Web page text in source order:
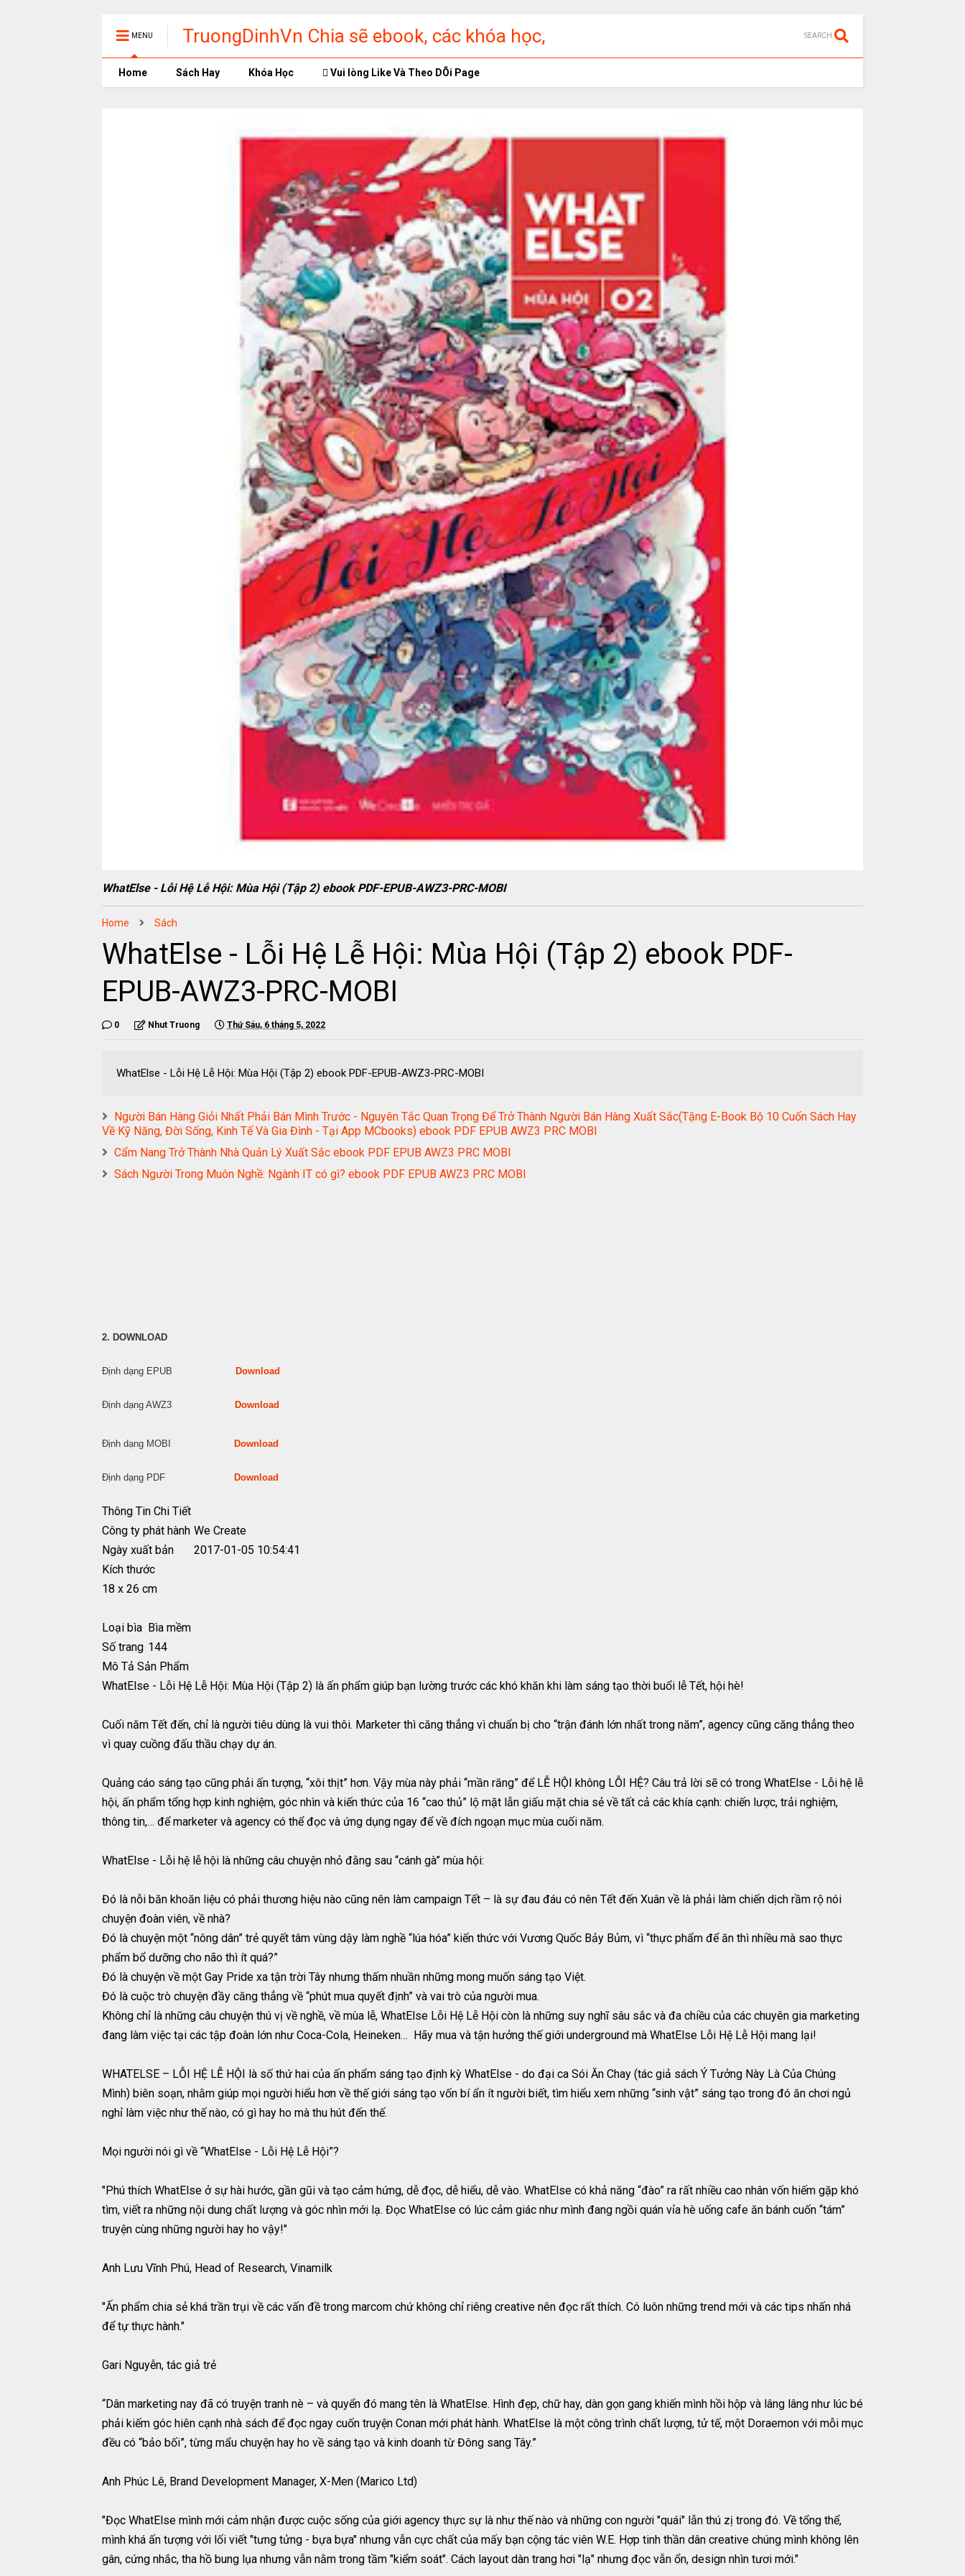
MENU
TruongDinhVn Chia sẽ ebook, các khóa học,
phần mềm học tập miễn phí
SEARCH
Home Sách Hay Khóa Học Vui lòng Like Và Theo DÕi Page
WhatElse - Lỗi Hệ Lễ Hội: Mùa Hội (Tập 2) ebook PDF-EPUB-AWZ3-PRC-MOBI
Home Sách
WhatElse - Lỗi Hệ Lễ Hội: Mùa Hội (Tập 2) ebook PDF-
EPUB-AWZ3-PRC-MOBI
0 Nhut Truong Thứ Sáu, 6 tháng 5, 2022
WhatElse - Lỗi Hệ Lễ Hội: Mùa Hội (Tập 2) ebook PDF-EPUB-AWZ3-PRC-MOBI
Người Bán Hàng Giỏi Nhất Phải Bán Mình Trước - Nguyên Tắc Quan Trọng Để Trở Thành Người Bán Hàng Xuất Sắc(Tặng E-Book Bộ 10 Cuốn Sách Hay
Về Kỹ Năng, Đời Sống, Kinh Tế Và Gia Đình - Tại App MCbooks) ebook PDF EPUB AWZ3 PRC MOBI
Cẩm Nang Trở Thành Nhà Quản Lý Xuất Sắc ebook PDF EPUB AWZ3 PRC MOBI
Sách Người Trong Muôn Nghề: Ngành IT có gì? ebook PDF EPUB AWZ3 PRC MOBI
2. DOWNLOAD
Định dạng EPUB Download
Định dạng AWZ3 Download
Định dạng MOBI Download
Định dạng PDF Download
Thông Tin Chi Tiết
Công ty phát hành We Create
Ngày xuất bản
2017-01-05 10:54:41
Kích thước
18 x 26 cm
Loại bìa Bìa mềm
Số trang 144
Mô Tả Sản Phẩm
WhatElse - Lỗi Hệ Lễ Hội: Mùa Hội (Tập 2) là ấn phẩm giúp bạn lường trước các khó khăn khi làm sáng tạo thời buổi lễ Tết, hội hè!
Cuối năm Tết đến, chỉ là người tiêu dùng là vui thôi. Marketer thì căng thẳng vì chuẩn bị cho “trận đánh lớn nhất trong năm”, agency cũng căng thẳng theo
vì quay cuồng đấu thầu chạy dự án.
Quảng cáo sáng tạo cũng phải ấn tượng, “xôi thịt” hơn. Vậy mùa này phải “mần răng” để LỄ HỘI không LỖI HỆ? Câu trả lời sẽ có trong WhatElse - Lỗi hệ lễ
hội, ấn phẩm tổng hợp kinh nghiệm, góc nhìn và kiến thức của 16 “cao thủ” lộ mặt lẫn giấu mặt chia sẻ về tất cả các khía cạnh: chiến lược, trải nghiệm,
thông tin,… để marketer và agency có thể đọc và ứng dụng ngay để về đích ngoạn mục mùa cuối năm.
WhatElse - Lỗi hệ lễ hội là những câu chuyện nhỏ đằng sau “cánh gà” mùa hội:
Đó là nỗi băn khoăn liệu có phải thương hiệu nào cũng nên làm campaign Tết – là sự đau đáu có nên Tết đến Xuân về là phải làm chiến dịch rầm rộ nói
chuyện đoàn viên, về nhà?
Đó là chuyện một “nông dân” trẻ quyết tâm vùng dậy làm nghề “lúa hóa” kiến thức với Vương Quốc Bảy Bủm, vì “thực phẩm để ăn thì nhiều mà sao thực
phẩm bổ dưỡng cho não thì ít quá?”
Đó là chuyện về một Gay Pride xa tận trời Tây nhưng thấm nhuần những mong muốn sáng tạo Việt.
Đó là cuộc trò chuyện đầy căng thẳng về “phút mua quyết định” và vai trò của người mua.
Không chỉ là những câu chuyện thú vị về nghề, về mùa lễ, WhatElse Lỗi Hệ Lễ Hội còn là những suy nghĩ sâu sắc và đa chiều của các chuyên gia marketing
đang làm việc tại các tập đoàn lớn như Coca-Cola, Heineken… Hãy mua và tận hưởng thế giới underground mà WhatElse Lỗi Hệ Lễ Hội mang lại!
WHATELSE – LỖI HỆ LỄ HỘI là số thứ hai của ấn phẩm sáng tạo định kỳ WhatElse - do đại ca Sói Ăn Chay (tác giả sách Ý Tưởng Này Là Của Chúng
Mình) biên soạn, nhằm giúp mọi người hiểu hơn về thế giới sáng tạo vốn bí ẩn ít người biết, tìm hiểu xem những “sinh vật” sáng tạo trong đó ăn chơi ngủ
nghỉ làm việc như thế nào, có gì hay ho mà thu hút đến thế.
Mọi người nói gì về “WhatElse - Lỗi Hệ Lễ Hội”?
"Phú thích WhatElse ở sự hài hước, gần gũi và tạo cảm hứng, dễ đọc, dễ hiểu, dễ vào. WhatElse có khả năng “đào” ra rất nhiều cao nhân vốn hiếm gặp khó
tìm, viết ra những nội dung chất lượng và góc nhìn mới lạ. Đọc WhatElse có lúc cảm giác như mình đang ngồi quán vỉa hè uống cafe ăn bánh cuốn “tám”
truyện cùng những người hay ho vậy!"
Anh Lưu Vĩnh Phú, Head of Research, Vinamilk
"Ấn phẩm chia sẻ khá trần trụi về các vấn đề trong marcom chứ không chỉ riêng creative nên đọc rất thích. Có luôn những trend mới và các tips nhấn nhá
để tự thực hành."
Gari Nguyễn, tác giả trẻ
“Dân marketing nay đã có truyện tranh nè – và quyển đó mang tên là WhatElse. Hình đẹp, chữ hay, dàn gọn gang khiến mình hồi hộp và lâng lâng như lúc bé
phải kiếm góc hiên cạnh nhà sách để đọc ngay cuốn truyện Conan mới phát hành. WhatElse là một công trình chất lượng, tử tế, một Doraemon với mỗi mục
đều có “bảo bối”, từng mẩu chuyện hay ho về sáng tạo và kinh doanh từ Đông sang Tây.”
Anh Phúc Lê, Brand Development Manager, X-Men (Marico Ltd)
"Đọc WhatElse mình mới cảm nhận được cuộc sống của giới agency thực sự là như thế nào và những con người "quái" lẫn thú zị trong đó. Về tổng thể,
mình khá ấn tượng với lối viết "tưng tửng - bựa bựa" nhưng vẫn cực chất của mấy bạn cộng tác viên W.E. Hợp tinh thần dân creative chúng mình không lên
gân, cứng nhắc, tha hồ bung lụa nhưng vẫn nằm trong tầm "kiểm soát". Cách layout dàn trang hơi "lạ" nhưng đọc vẫn ổn, design nhìn tươi mới."